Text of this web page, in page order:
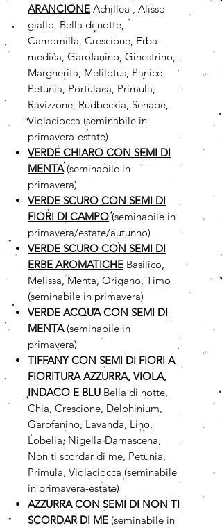
ARANCIONE Achillea , Alisso
giallo, Bella di notte,
Camomilla, Crescione, Erba
medica, Garofanino, Ginestrino,
Margherita, Melilotus, Panico,
Petunia, Portulaca, Primula,
Ravizzone, Rudbeckia, Senape,
Violaciocca (seminabile in
primavera-estate)
VERDE CHIARO CON SEMI DI
MENTA (seminabile in
primavera)
VERDE SCURO CON SEMI DI
FIORI DI CAMPO(seminabile in
primavera/estate/autunno)
VERDE SCURO CON SEMI DI
ERBE AROMATICHE Basilico,
Melissa, Menta, Origano, Timo
(seminabile in primavera)
VERDE ACQUA CON SEMI DI
MENTA(seminabile in
primavera)
TIFFANY CON SEMI DI FIORI A
FIORITURA AZZURRA, VIOLA,
INDACO E BLU Bella di notte,
Chia, Crescione, Delphinium,
Garofanino, Lavanda, Lino,
Lobelia, Nigella Damascena,
Non ti scordar di me, Petunia,
Primula, Violaciocca (seminabile
in primavera-estate)
AZZURRA CON SEMI DI NON TI
SCORDAR DI ME (seminabile in